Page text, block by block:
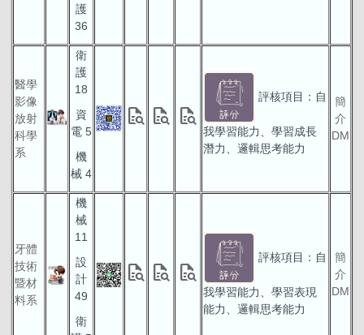
護
36
醫學
影像
放射
科學
系
衛
護
18
資
電 5
機
械 4
quick_reference_all quick_reference_all quick_reference_all
評核項目：自
我學習能力、學習成長
潛力、邏輯思考能力
簡
介
DM
牙體
技術
暨材
料系
機
械
11
設
計
49
衛
quick_reference_all quick_reference_all quick_reference_all
評核項目：自
我學習能力、學習表現
能力、邏輯思考能力
簡
介
DM